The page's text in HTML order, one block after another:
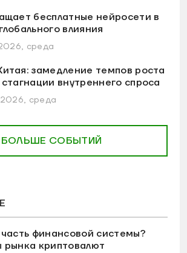
бесплатные нейросети в
влияния
среда
замедление темпов роста
внутреннего спроса
среда
БОЛЬШЕ СОБЫТИЙ
финансовой системы?
рынка криптовалют